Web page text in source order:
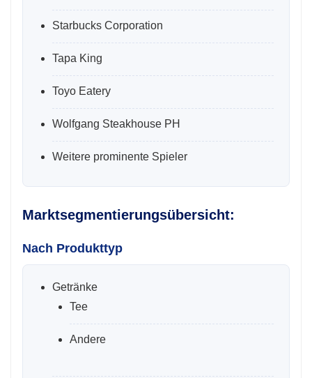
Starbucks Corporation
Tapa King
Toyo Eatery
Wolfgang Steakhouse PH
Weitere prominente Spieler
Marktsegmentierungsübersicht:
Nach Produkttyp
Getränke
Tee
Andere